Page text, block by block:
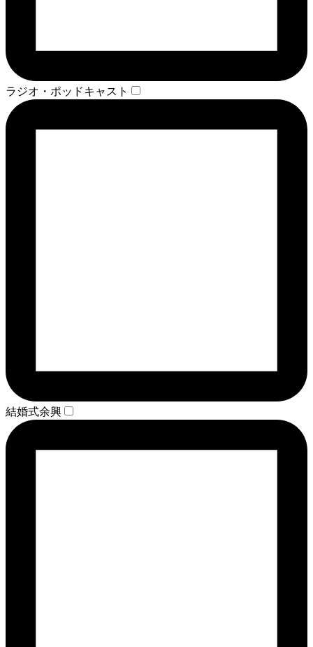
ラジオ・ポッドキャスト
結婚式余興